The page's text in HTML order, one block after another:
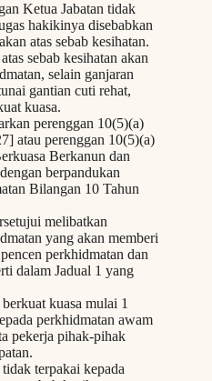
Ketua Jabatan tidak
hakikinya disebabkan
atas sebab kesihatan.
sebab kesihatan akan
selain ganjaran
gantian cuti rehat,
kuasa.
perenggan 10(5)(a)
atau perenggan 10(5)(a)
Berkanun dan
berpandukan
Bilangan 10 Tahun
melibatkan
yang akan memberi
perkhidmatan dan
dalam Jadual 1 yang
kuasa mulai 1
perkhidmatan awam
pekerja pihak-pihak
terpakai kepada